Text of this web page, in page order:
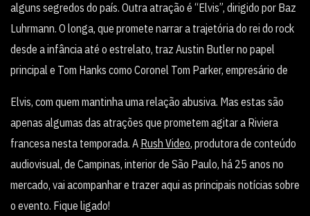
alguns segredos do país. Outra atração é “Elvis”, dirigido por Baz
Luhrmann. O longa, que promete narrar a trajetória do rei do rock
desde a infância até o estrelato, traz Austin Butler no papel
principal e Tom Hanks como Coronel Tom Parker, empresário de
Elvis, com quem mantinha uma relação abusiva. Mas estas são
apenas algumas das atrações que prometem agitar a Riviera
francesa nesta temporada. A Rush Video, produtora de conteúdo
audiovisual, de Campinas, interior de São Paulo, há 25 anos no
mercado, vai acompanhar e trazer aqui as principais notícias sobre
o evento. Fique ligado!